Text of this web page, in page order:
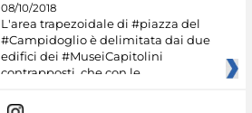
08/10/2018
L'area trapezoidale di #piazza del
#Campidoglio è delimitata dai due
edifici dei #MuseiCapitolini
contrapposti, che con le